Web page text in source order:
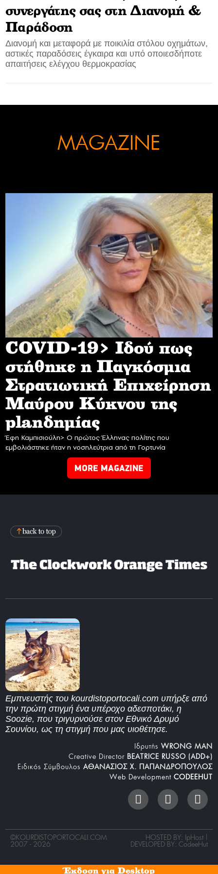
CONTACT
ADVERTISE
συνεργάτης σας στη Διανομή &
Παράδοση
Διανομή και μεταφορά με ποικιλία στόλου οχημάτων,
αστικές παραδόσεις έγκαιρα και υπό οποιεσδήποτε
απαιτήσεις ελέγχου θερμοκρασίας
MAGAZINE
COVID-19> Iδού πως
στήθηκε η Παγκόσμια
Στρατιωτική Επιχείρηση
Mαύρου Κύκνου της
planδημίας
Έφη Καμπισιούλη> Ο πρώτος Έλληνας πολίτης που
εμβολιάστηκε ήταν η νοσηλεύτρια από τη Γορτυνία
MORE MAGAZINE
Έκδοση για Desktop
Εμπνευστής του kourdistoportocali.com υπήρξε από
την πρώτη στιγμή ένα υπέροχο αδεσποτάκι, η
Soozie, που τριγυρνούσε στον Εθνικό Δρυμό
Σουνίου, ως τη στιγμή που μας υιοθέτησε.
Iδρυτής WRONG MAN
Creative Director BEATRICE RUSSO (ADD+)
Ειδικός Σύμβουλος ΑΘΑΝΑΣΙΟΣ Χ. ΠΑΠΑΝΔΡΟΠΟΥΛΟΣ
Web Development CODEEHUT
©KOURDISTOPORTOCALI.COM
2007 - 2026
HOSTED BY: IpHost |
DEVELOPED BY: CodeeHut